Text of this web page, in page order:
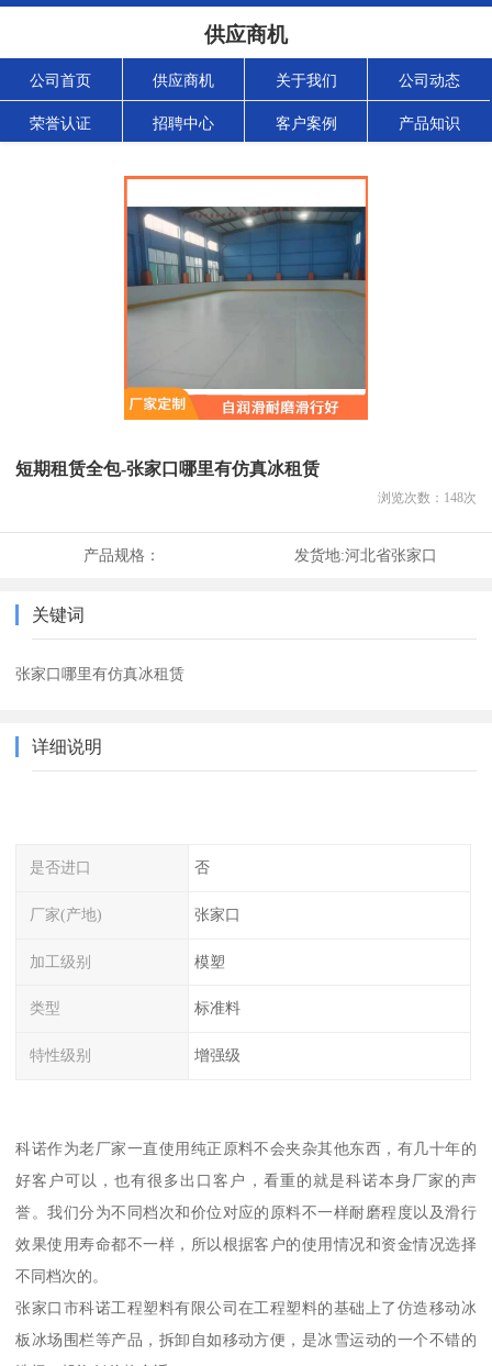
供应商机
公司首页 供应商机 关于我们 公司动态
荣誉认证 招聘中心 客户案例 产品知识
短期租赁全包-张家口哪里有仿真冰租赁
浏览次数： 148次
产品规格： 发货地:河北省张家口
关键词
张家口哪里有仿真冰租赁
详细说明
是否进口 否
厂家(产地) 张家口
加工级别 模塑
类型 标准料
特性级别 增强级
科诺作为老厂家一直使用纯正原料不会夹杂其他东西，有几十年的
好客户可以，也有很多出口客户，看重的就是科诺本身厂家的声
誉。我们分为不同档次和价位对应的原料不一样耐磨程度以及滑行
效果使用寿命都不一样，所以根据客户的使用情况和资金情况选择
不同档次的。
张家口市科诺工程塑料有限公司在工程塑料的基础上了仿造移动冰
板冰场围栏等产品，拆卸自如移动方便，是冰雪运动的一个不错的